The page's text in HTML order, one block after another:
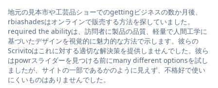
地元の見本市や工芸品ショーでのgettingビジネスの数か月後、
rbiashadesはオンラインで販売する方法を探していました。
required the abilityは、訪問者に製品の品質、軽量で人間工学に
基づいたデザインを視覚的に魅力的な方法で示します。彼らの
Scrivitoはこれに対する適切な解決策を提供しませんでした。彼ら
はpowrスライダーを見つける前にmany different optionsを試し
ましたが、サイトの一部であるかのように見えず、不格好で使い
にくいものはありませんでした。